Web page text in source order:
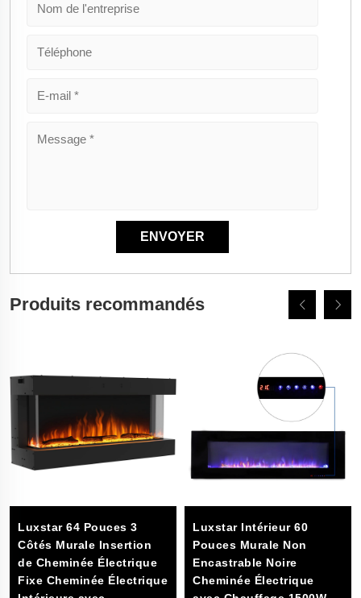
Produits recommandés
Luxstar 64 Pouces 3
Côtés Murale Insertion
de Cheminée Électrique
Fixe Cheminée Électrique
Luxstar Intérieur 60
Pouces Murale Non
Encastrable Noire
Cheminée Électrique